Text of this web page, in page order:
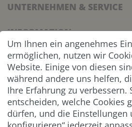
UNTERNEHMEN & SERVICE
INFORMATION
NEWSLETTER
ZAHLUNG & VERSAND
Um Ihnen ein angenehmes
ermöglichen, nutzen wir
Website. Einige von diesen
während andere uns helfen,
Ihre Erfahrung zu verbessern.
entscheiden, welche Cookies
dürfen, und die Einstellungen